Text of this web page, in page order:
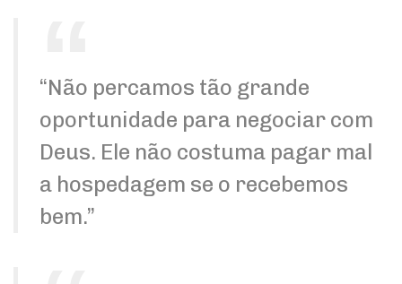
“Não percamos tão grande
oportunidade para negociar com
Deus. Ele não costuma pagar mal
a hospedagem se o recebemos
bem.”